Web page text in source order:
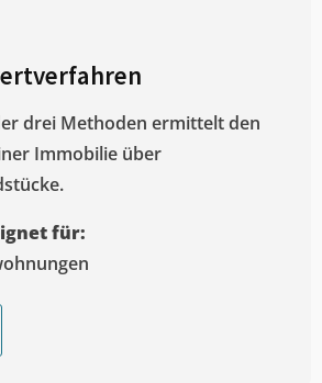
drei Methoden ermittelt den
Immobilie über
für: